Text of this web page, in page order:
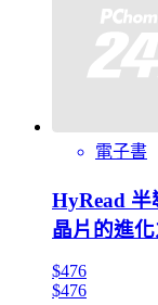
電子書
HyRead
晶片的進
$476
$476